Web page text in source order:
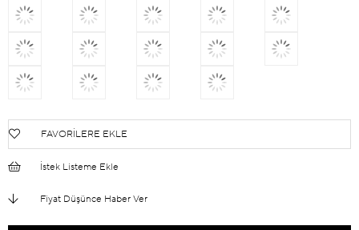
FAVORILERE EKLE
İstek Listeme Ekle
Fiyat Düşünce Haber Ver